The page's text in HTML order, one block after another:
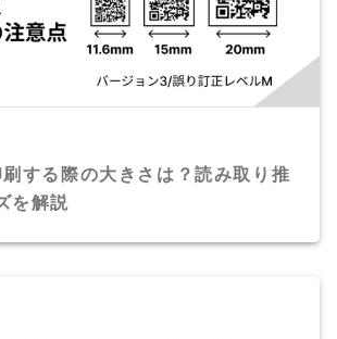
する際の大きさは？読み取り推
を解説